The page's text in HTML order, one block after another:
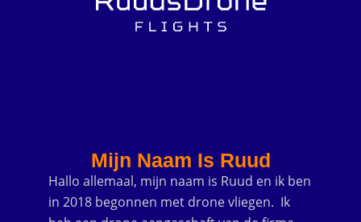
Mijn Naam Is Ruud
Hallo allemaal, mijn naam is Ruud en ik ben
in 2018 begonnen met drone vliegen. Ik